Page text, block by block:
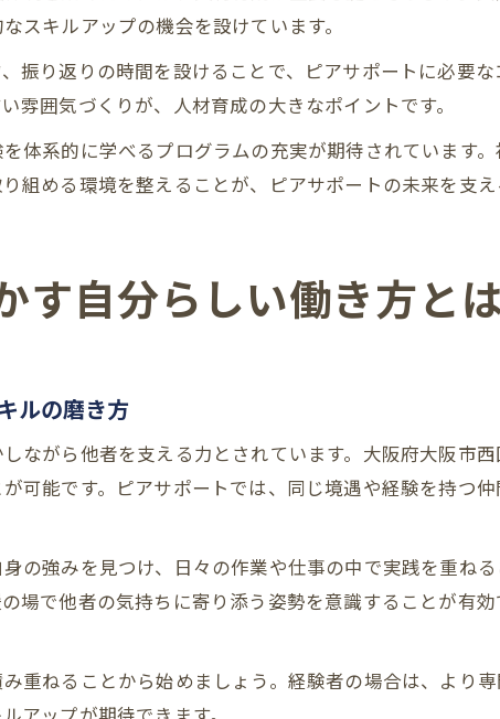
スキルアップの機会を設けています。
振り返りの時間を設けることで、ピアサポートに必要
雰囲気づくりが、人材育成の大きなポイントです。
体系的に学べるプログラムの充実が期待されています
組める環境を整えることが、ピアサポートの未来を支え
す自分らしい働き方と
ルの磨き方
ながら他者を支える力とされています。大阪府大阪市
可能です。ピアサポートでは、同じ境遇や経験を持つ
の強みを見つけ、日々の作業や仕事の中で実践を重ね
場で他者の気持ちに寄り添う姿勢を意識することが有
重ねることから始めましょう。経験者の場合は、より